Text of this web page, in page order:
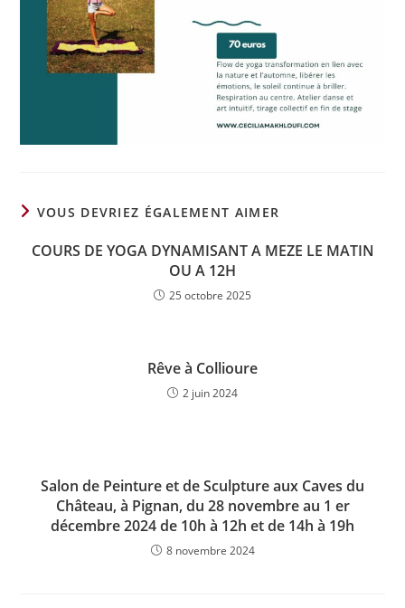
VOUS DEVRIEZ ÉGALEMENT AIMER
COURS DE YOGA DYNAMISANT A MEZE LE MATIN
OU A 12H
25 octobre 2025
Rêve à Collioure
2 juin 2024
Salon de Peinture et de Sculpture aux Caves du
Château, à Pignan, du 28 novembre au 1 er
décembre 2024 de 10h à 12h et de 14h à 19h
8 novembre 2024